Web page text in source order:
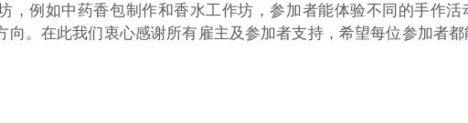
，例如中药香包制作和香水工作坊，参加者能体验不同的手作活
向。在此我们衷心感谢所有雇主及参加者支持，希望每位参加者